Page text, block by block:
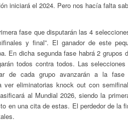
iniciará el 2024. Pero nos hacía falta
fase que disputarán las 4
y final”. El ganador de este
En dicha segunda fase habrá 2 grupos
todos contra todos. Las
de cada grupo avanzarán a la
ver eliminatorias knock out con
al Mundial 2026, siendo la
en una cita de estas. El perdedor de la